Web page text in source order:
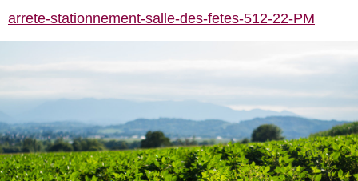
arrete-stationnement-salle-des-fetes-512-22-PM